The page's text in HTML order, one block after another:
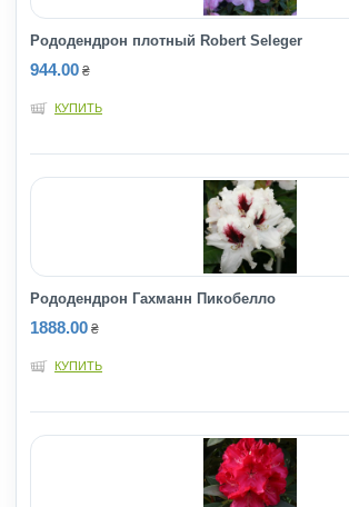
Рододендрон плотный Robert Seleger
944.00 ₴
КУПИТЬ
Рододендрон Гахманн Пикобелло
1888.00 ₴
КУПИТЬ